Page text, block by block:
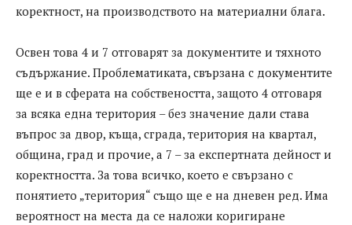
коректност, на производството на материални блага.
Освен това 4 и 7 отговарят за документите и тяхното
съдържание. Проблематиката, свързана с документите
ще е и в сферата на собствеността, защото 4 отговаря
за всяка една територия – без значение дали става
въпрос за двор, къща, сграда, територия на квартал,
община, град и прочие, а 7 – за експертната дейност и
коректността. За това всичко, което е свързано с
понятието „територия“ също ще е на дневен ред. Има
вероятност на места да се наложи коригиране